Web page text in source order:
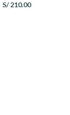
S/210.00